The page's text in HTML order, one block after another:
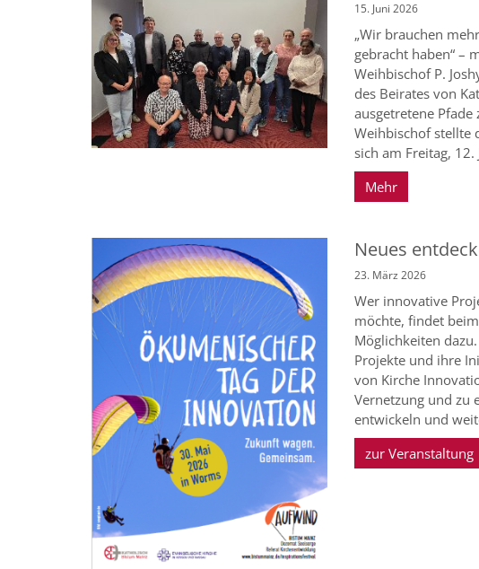
15. Juni 2026
„Wir brauchen
gebracht haben“ –
Weihbischof P.
des Beirates von
ausgetretene Pfade
Weihbischof stellte
sich am Freitag,
Mehr
Neues
23. März 2026
Wer innovative
möchte, findet
Möglichkeiten
Projekte und ihre
von Kirche
Vernetzung und zu
entwickeln und
zur Veranstaltung